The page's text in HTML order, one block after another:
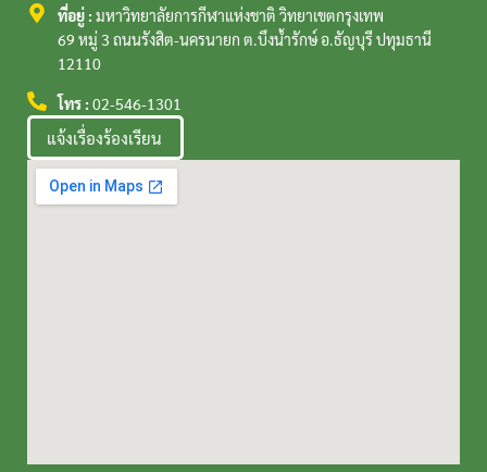
ที่อยู่ : มหาวิทยาลัยการกีฬาแห่งชาติ วิทยาเขตกรุงเทพ
69 หมู่ 3 ถนนรังสิต-นครนายก ต.บึงน้ำรักษ์ อ.ธัญบุรี ปทุมธานี
12110
โทร : 02-546-1301
แจ้งเรื่องร้องเรียน